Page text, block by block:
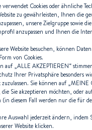
DER
von BENETEAU
eigene
verwendet Cookies oder ähnliche
zu gewährleisten, Ihnen die
unsere Zielgruppe sowie
anzupassen und Ihnen die
Website besuchen, können
von Cookies.
auf „ALLE AKZEPTIEREN“
Ihrer Privatsphäre besonders
Sie können auf „MEINE
die Sie akzeptieren möchten, oder
(in diesem Fall werden nur die für
Auswahl jederzeit ändern, indem
Website klicken.